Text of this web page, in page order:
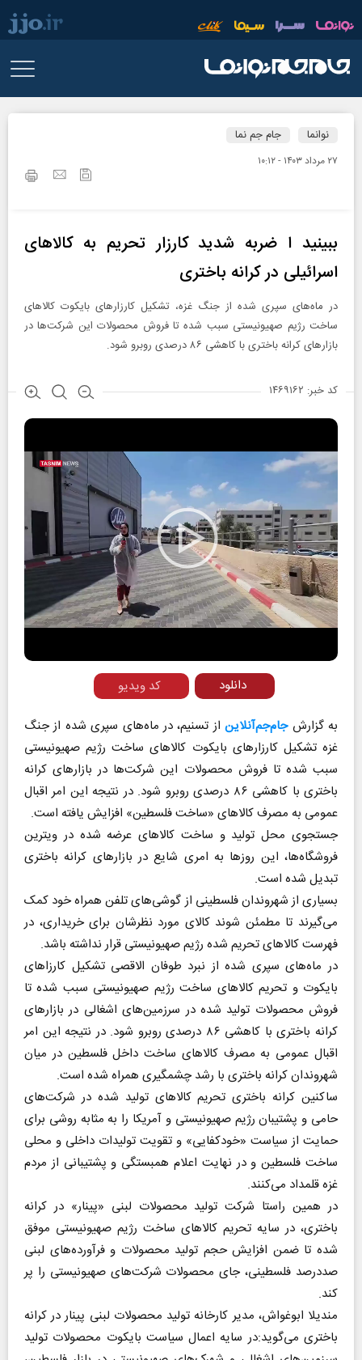
نوانما جام جم نما
۲۷ مرداد ۱۴۰۳ - ۱۰:۱۲
ببینید ا ضربه شدید کارزار تحریم به کالاهای
اسرائیلی در کرانه باختری
در ماه‌های سپری شده از جنگ غزه، تشکیل کارزار‌های بایکوت کالا‌های
ساخت رژیم صهیونیستی سبب شده تا فروش محصولات این شرکت‌ها در
بازار‌های کرانه باختری با کاهشی ۸۶ درصدی روبرو شود.
کد خبر: ۱۴۶۹۱۶۲
Play
Video
کد ویدیو
دانلود
به گزارشجام‌جم‌آنلایناز تسنیم، در ماه‌های سپری شده از جنگ
غزه تشکیل کارزار‌های بایکوت کالا‌های ساخت رژیم صهیونیستی
سبب شده تا فروش محصولات این شرکت‌ها در بازار‌های کرانه
باختری با کاهشی ۸۶ درصدی روبرو شود. در نتیجه این امر اقبال
عمومی به مصرف کالا‌های «ساخت فلسطین» افزایش یافته است.
جستجوی محل تولید و ساخت کالا‌های عرضه شده در ویترین
فروشگاه‌ها، این روز‌ها به امری شایع در بازار‌های کرانه باختری
تبدیل شده است.
بسیاری از شهروندان فلسطینی از گوشی‌های تلفن همراه خود کمک
می‌گیرند تا مطمئن شوند کالای مورد نظرشان برای خریداری، در
فهرست کالا‌های تحریم شده رژیم صهیونیستی قرار نداشته باشد.
در ماه‌های سپری شده از نبرد طوفان الاقصی تشکیل کارزا‌های
بایکوت و تحریم کالا‌های ساخت رژیم صهیونیستی سبب شده تا
فروش محصولات تولید شده در سرزمین‌های اشغالی در بازار‌های
کرانه باختری با کاهشی ۸۶ درصدی روبرو شود. در نتیجه این امر
اقبال عمومی به مصرف کالا‌های ساخت داخل فلسطین در میان
شهروندان کرانه باختری با رشد چشمگیری همراه شده است.
ساکنین کرانه باختری تحریم کالا‌های تولید شده در شرکت‌های
حامی و پشتیبان رژیم صهیونیستی و آمریکا را به مثابه روشی برای
حمایت از سیاست «خودکفایی» و تقویت تولیدات داخلی و محلی
ساخت فلسطین و در نهایت اعلام همبستگی و پشتیبانی از مردم
غزه قلمداد می‌کنند.
در همین راستا شرکت تولید محصولات لبنی «پینار» در کرانه
باختری، در سایه تحریم کالا‌های ساخت رژیم صهیونیستی موفق
شده تا ضمن افزایش حجم تولید محصولات و فرآورده‌های لبنی
صددرصد فلسطینی، جای محصولات شرکت‌های صهیونیستی را پر
کند.
مندیلا ابوغواش، مدیر کارخانه تولید محصولات لبنی پینار در کرانه
باختری می‌گوید:در سایه اعمال سیاست بایکوت محصولات تولید